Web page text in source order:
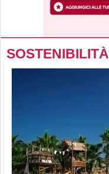
SOSTENIBILITÀ